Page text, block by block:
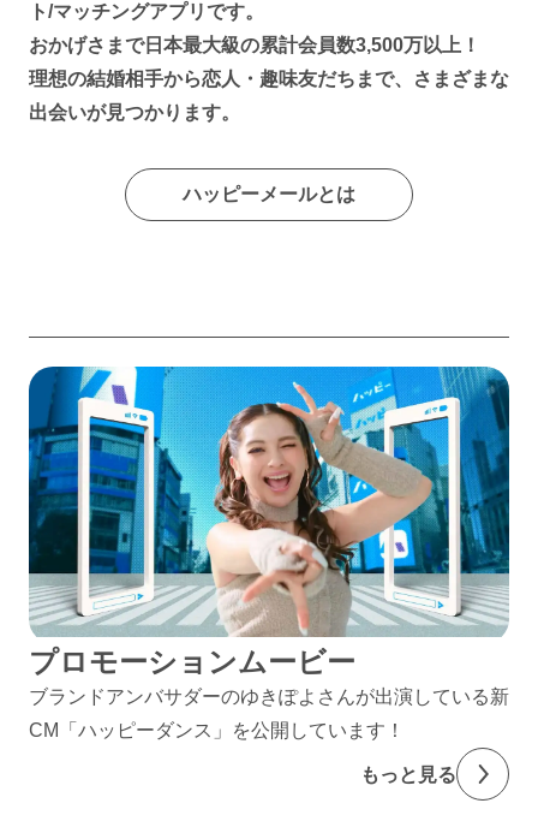
ト/マッチングアプリです。
おかげさまで日本最大級の累計会員数3,500万以上！
理想の結婚相手から恋人・趣味友だちまで、さまざまな
出会いが見つかります。
ハッピーメールとは
プロモーションムービー
ブランドアンバサダーのゆきぽよさんが出演している新
CM「ハッピーダンス」を公開しています！
もっと見る